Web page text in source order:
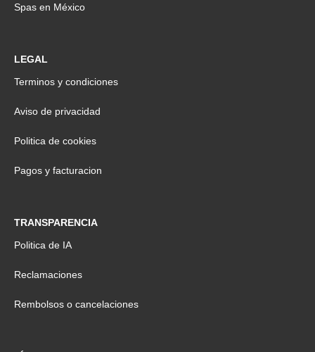
Spas en México
LEGAL
Terminos y condiciones
Aviso de privacidad
Politica de cookies
Pagos y facturacion
TRANSPARENCIA
Politica de IA
Reclamaciones
Rembolsos o cancelaciones